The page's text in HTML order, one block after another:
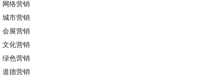
网络营销
城市营销
会展营销
文化营销
绿色营销
道德营销